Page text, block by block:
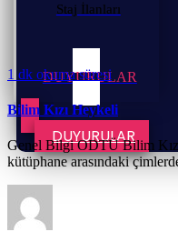
Staj İlanları
DUYURULAR
DUYURULAR
1 dk okuma süresi
Bilim Kızı Heykeli
Genel Bilgi ODTÜ Bilim
kütüphane arasındaki